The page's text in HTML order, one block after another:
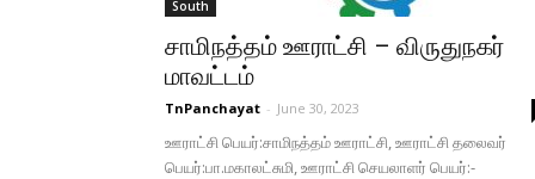
South
சாமிநத்தம் ஊராட்சி – விருதுநகர்
மாவட்டம்
TnPanchayat - June 30, 2023
ஊராட்சி பெயர்:சாமிநத்தம் ஊராட்சி, ஊராட்சி தலைவர்
பெயர்:பா.மகாலட்சுமி, ஊராட்சி செயலாளர் பெயர்:-